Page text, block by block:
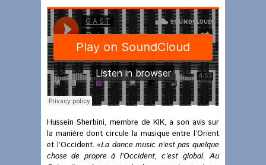
Hussein Sherbini, membre de KIK, a son avis sur
la manière dont circule la musique entre l’Orient
et l’Occident. «La dance music n’est pas quelque
chose de propre à l’Occident, c’est global. Au